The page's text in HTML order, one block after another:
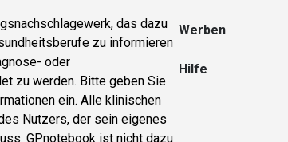
das dazu
zu informieren
oder
zu werden. Bitte geben Sie
ein. Alle klinischen
Nutzers, der sein eigenes
GPnotebook ist nicht dazu
Werben
Hilfe